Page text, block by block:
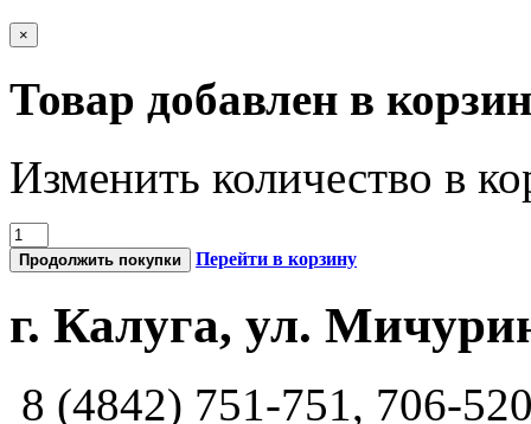
×
Товар добавлен в
Изменить количество в
Продолжить покупки Перейти в корзину
г. Калуга, ул.
8 (4842) 751-751, 706-